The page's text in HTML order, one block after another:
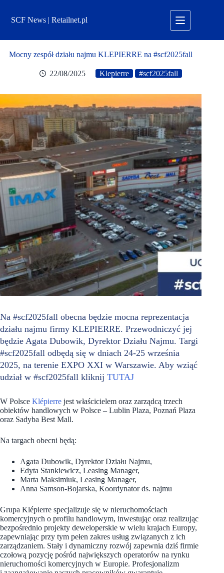
treściSCF News | Retailnet.pl
Mocny zespół działu najmu KLEPIERRE na #scf2025fall
22/08/2025 Klepierre #scf2025fall
Na #scf2025fall obecna będzie mocna reprezentacja
działu najmu firmy KLEPIERRE. Przewodniczyć jej
będzie Agata Dubowik, Dyrektor Działu Najmu. Targi
#scf2025fall odbędą się w dniach 24-25 września
2025, na terenie EXPO XXI w Warszawie. Aby wziąć
udział w #scf2025fall kliknij TUTAJ
W Polsce Klépierre jest właścicielem oraz zarządcą trzech
obiektów handlowych w Polsce – Lublin Plaza, Poznań Plaza
oraz Sadyba Best Mall.
Na targach obecni będą:
Agata Dubowik, Dyrektor Działu Najmu,
Edyta Stankiewicz, Leasing Manager,
Marta Maksimiuk, Leasing Manager,
Anna Samson-Bojarska, Koordynator ds. najmu
Grupa Klépierre specjalizuje się w nieruchomościach
komercyjnych o profilu handlowym, inwestując oraz realizując
bezpośrednio projekty deweloperskie w wielu krajach Europy,
zapewniając przy tym pełen zakres usług związanych z ich
zarządzaniem. Stały i dynamiczny rozwój zapewnia dziś firmie
czołową pozycję pośród największych operatorów na rynku
nieruchomości komercyjnych w Europie. Profesjonalizm